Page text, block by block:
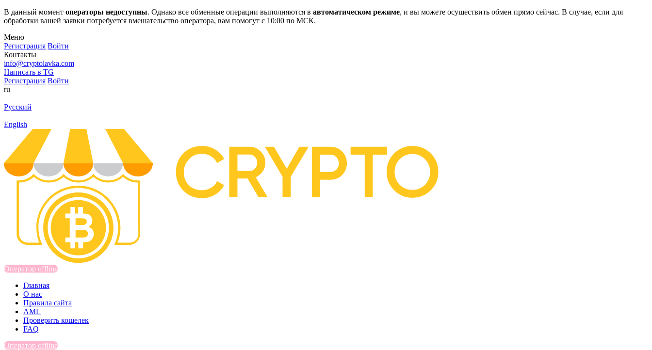
В данный момент операторы недоступны. Однако все обменные операции выполняются в автоматическом режиме, и вы можете осуществить обмен прямо сейчас. В случае, если для
обработки вашей заявки потребуется вмешательство оператора, вам помогут с 10:00 по МСК.
Меню
Регистрация Войти
Контакты
info@cryptolavka.com
Написать в TG
Регистрация Войти
ru
Русский
English
Оператор offline
Главная
О нас
Правила сайта
AML
Проверить кошелек
FAQ
Оператор offline